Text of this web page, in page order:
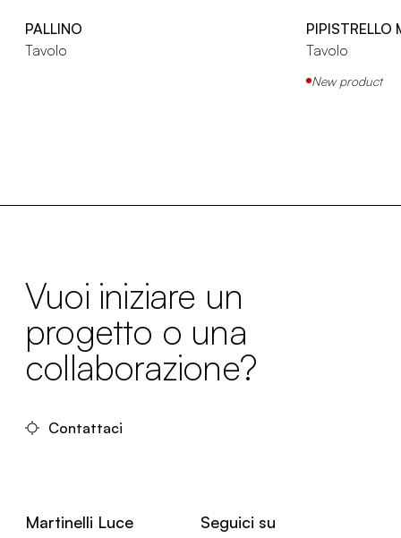
PALLINO
Tavolo
PIPISTRELLO
Tavolo
New product
Vuoi iniziare un
progetto o una
collaborazione?
Contattaci
Martinelli Luce Seguici su